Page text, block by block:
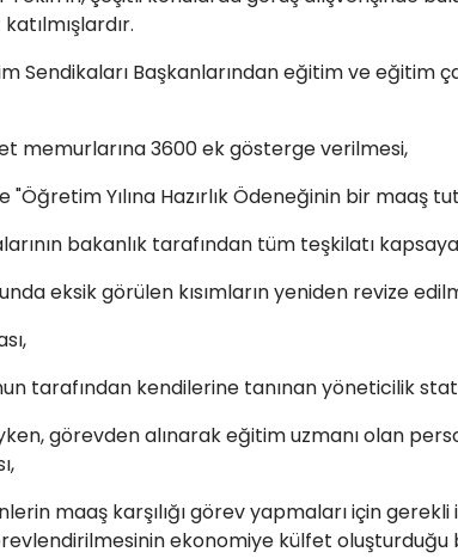
Sendikaları Başkanlarından eğitim ve eğitim
memurlarına 3600 ek gösterge verilmesi,
"Öğretim Yılına Hazırlık Ödeneğinin bir maaş
bakanlık tarafından tüm teşkilatı
eksik görülen kısımların yeniden revize
tarafından kendilerine tanınan yöneticilik
görevden alınarak eğitim uzmanı olan
maaş karşılığı görev yapmaları için
ekonomiye külfet oluşturduğu